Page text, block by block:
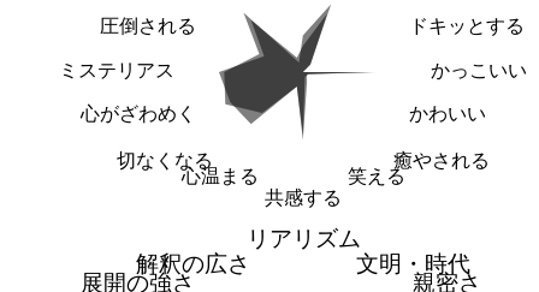
ドキッとする
かっこいい
かわいい
癒やされる
笑える
共感する
心温まる
切なくなる
心がざわめく
ミステリアス
圧倒される
リアリズム
文明・時代
親密さ
展開の強さ
解釈の広さ